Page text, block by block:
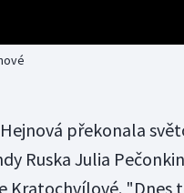
překonala
Ruska Julia
Kratochvílové. "Dnes